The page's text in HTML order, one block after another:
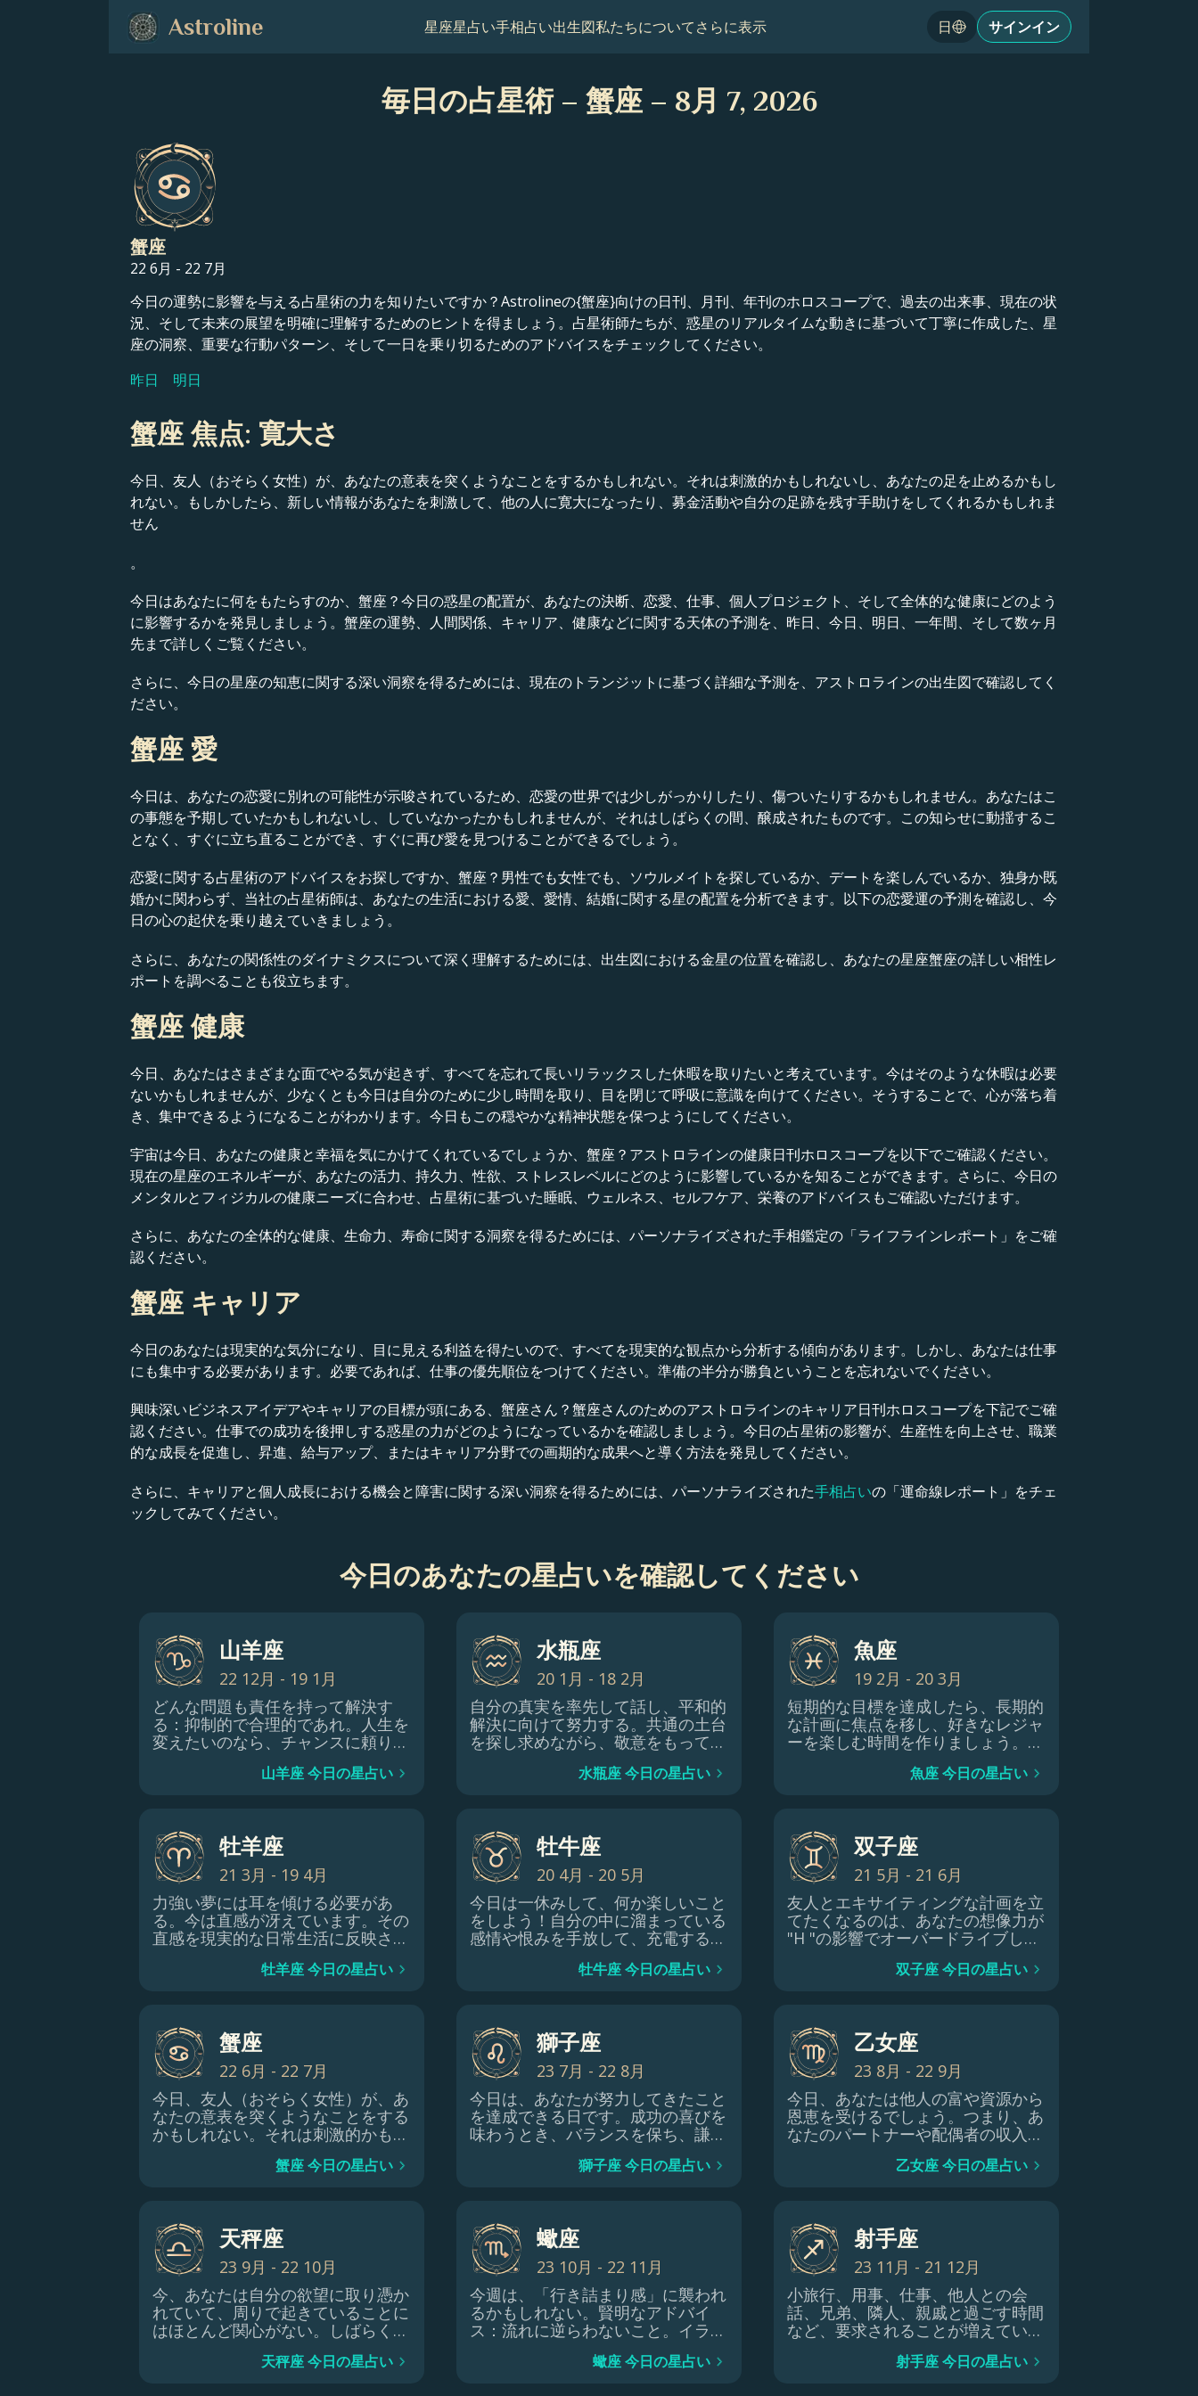
Astroline 星座星占い手相占い出生図私たちについてさらに表示 日 サインイン
毎日の占星術 – 蟹座 – 8月 7, 2026
蟹座
22 6月 - 22 7月
今日の運勢に影響を与える占星術の力を知りたいですか？Astrolineの{蟹座}向けの日刊、月刊、年刊のホロスコープで、過去の出来事、現在の状
況、そして未来の展望を明確に理解するためのヒントを得ましょう。占星術師たちが、惑星のリアルタイムな動きに基づいて丁寧に作成した、星
座の洞察、重要な行動パターン、そして一日を乗り切るためのアドバイスをチェックしてください。
昨日
明日
蟹座 焦点: 寛大さ
今日、友人（おそらく女性）が、あなたの意表を突くようなことをするかもしれない。それは刺激的かもしれないし、あなたの足を止めるかもし
れない。もしかしたら、新しい情報があなたを刺激して、他の人に寛大になったり、募金活動や自分の足跡を残す手助けをしてくれるかもしれま
せん
。
今日はあなたに何をもたらすのか、蟹座？今日の惑星の配置が、あなたの決断、恋愛、仕事、個人プロジェクト、そして全体的な健康にどのよう
に影響するかを発見しましょう。蟹座の運勢、人間関係、キャリア、健康などに関する天体の予測を、昨日、今日、明日、一年間、そして数ヶ月
先まで詳しくご覧ください。
さらに、今日の星座の知恵に関する深い洞察を得るためには、現在のトランジットに基づく詳細な予測を、アストロラインの出生図で確認してく
ださい。
蟹座 愛
今日は、あなたの恋愛に別れの可能性が示唆されているため、恋愛の世界では少しがっかりしたり、傷ついたりするかもしれません。あなたはこ
の事態を予期していたかもしれないし、していなかったかもしれませんが、それはしばらくの間、醸成されたものです。この知らせに動揺するこ
となく、すぐに立ち直ることができ、すぐに再び愛を見つけることができるでしょう。
恋愛に関する占星術のアドバイスをお探しですか、蟹座？男性でも女性でも、ソウルメイトを探しているか、デートを楽しんでいるか、独身か既
婚かに関わらず、当社の占星術師は、あなたの生活における愛、愛情、結婚に関する星の配置を分析できます。以下の恋愛運の予測を確認し、今
日の心の起伏を乗り越えていきましょう。
さらに、あなたの関係性のダイナミクスについて深く理解するためには、出生図における金星の位置を確認し、あなたの星座蟹座の詳しい相性レ
ポートを調べることも役立ちます。
蟹座 健康
今日、あなたはさまざまな面でやる気が起きず、すべてを忘れて長いリラックスした休暇を取りたいと考えています。今はそのような休暇は必要
ないかもしれませんが、少なくとも今日は自分のために少し時間を取り、目を閉じて呼吸に意識を向けてください。そうすることで、心が落ち着
き、集中できるようになることがわかります。今日もこの穏やかな精神状態を保つようにしてください。
宇宙は今日、あなたの健康と幸福を気にかけてくれているでしょうか、蟹座？アストロラインの健康日刊ホロスコープを以下でご確認ください。
現在の星座のエネルギーが、あなたの活力、持久力、性欲、ストレスレベルにどのように影響しているかを知ることができます。さらに、今日の
メンタルとフィジカルの健康ニーズに合わせ、占星術に基づいた睡眠、ウェルネス、セルフケア、栄養のアドバイスもご確認いただけます。
さらに、あなたの全体的な健康、生命力、寿命に関する洞察を得るためには、パーソナライズされた手相鑑定の「ライフラインレポート」をご確
認ください。
蟹座 キャリア
今日のあなたは現実的な気分になり、目に見える利益を得たいので、すべてを現実的な観点から分析する傾向があります。しかし、あなたは仕事
にも集中する必要があります。必要であれば、仕事の優先順位をつけてください。準備の半分が勝負ということを忘れないでください。
興味深いビジネスアイデアやキャリアの目標が頭にある、蟹座さん？蟹座さんのためのアストロラインのキャリア日刊ホロスコープを下記でご確
認ください。仕事での成功を後押しする惑星の力がどのようになっているかを確認しましょう。今日の占星術の影響が、生産性を向上させ、職業
的な成長を促進し、昇進、給与アップ、またはキャリア分野での画期的な成果へと導く方法を発見してください。
さらに、キャリアと個人成長における機会と障害に関する深い洞察を得るためには、パーソナライズされた手相占いの「運命線レポート」をチェ
ックしてみてください。
今日のあなたの星占いを確認してください
山羊座
22 12月 - 19 1月
どんな問題も責任を持って解決す
る：抑制的で合理的であれ。人生を
変えたいのなら、チャンスに頼りな
情的で決断力があり、エネルギーを
かりにもっと注意を払うべきです。
あなたの人生に特別なことが起こら
なくても、起こりうる変化に備える
価値はあります。
山羊座 今日の星占い
水瓶座
20 1月 - 18 2月
自分の真実を率先して話し、平和的
解決に向けて努力する。共通の土台
を探し求めながら、敬意をもって本
う。ポジティブな結果を生み出し、
水瓶座 今日の星占い
魚座
19 2月 - 20 3月
短期的な目標を達成したら、長期的
な計画に焦点を移し、好きなレジャ
ーを楽しむ時間を作りましょう。夜
実した時間を過ごしましょう。
魚座 今日の星占い
牡羊座
21 3月 - 19 4月
力強い夢には耳を傾ける必要があ
る。今は直感が冴えています。その
直感を現実的な日常生活に反映させ
がある。本物と偽物を見分けること
牡羊座 今日の星占い
牡牛座
20 4月 - 20 5月
今日は一休みして、何か楽しいこと
をしよう！自分の中に溜まっている
感情や恨みを手放して、充電するチ
から離れ、楽しくリフレッシュでき
牡牛座 今日の星占い
双子座
21 5月 - 21 6月
友人とエキサイティングな計画を立
てたくなるのは、あなたの想像力が
"H "の影響でオーバードライブして
ている間は、この創造的な爆発を楽
双子座 今日の星占い
蟹座
22 6月 - 22 7月
今日、友人（おそらく女性）が、あ
なたの意表を突くようなことをする
かもしれない。それは刺激的かもし
しれない。もしかしたら、新しい情
跡を残す手助けをしてくれるかもし
れません 。
蟹座 今日の星占い
獅子座
23 7月 - 22 8月
今日は、あなたが努力してきたこと
を達成できる日です。成功の喜びを
味わうとき、バランスを保ち、謙虚
勝利を祝いつつも、傲慢さが将来の
獅子座 今日の星占い
乙女座
23 8月 - 22 9月
今日、あなたは他人の富や資源から
恩恵を受けるでしょう。つまり、あ
なたのパートナーや配偶者の収入が
ーンや住宅ローンも組みやすくなる
乙女座 今日の星占い
天秤座
23 9月 - 22 10月
今、あなたは自分の欲望に取り憑か
れていて、周りで起きていることに
はほとんど関心がない。しばらくは
は、不動産に関することで、幸運を
天秤座 今日の星占い
蠍座
23 10月 - 22 11月
今週は、「行き詰まり感」に襲われ
るかもしれない。賢明なアドバイ
ス：流れに逆らわないこと。イライ
今の課題から一歩引いて、宇宙があ
蠍座 今日の星占い
射手座
23 11月 - 21 12月
小旅行、用事、仕事、他人との会
話、兄弟、隣人、親戚と過ごす時間
など、要求されることが増えている
いるという事実を受け入れてくださ
射手座 今日の星占い